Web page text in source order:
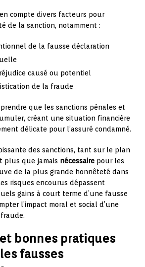
compte divers facteurs pour
de la sanction, notamment :
de la fausse déclaration
causé ou potentiel
de la fraude
que les sanctions pénales et
créant une situation financière
délicate pour l’assuré condamné.
des sanctions, tant sur le plan
plus que jamais nécessaire pour les
de la plus grande honnêteté dans
risques encourus dépassent
gains à court terme d’une fausse
l’impact moral et social d’une
bonnes pratiques
fausses